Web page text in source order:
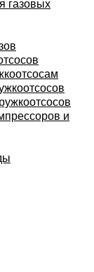
газовых
и